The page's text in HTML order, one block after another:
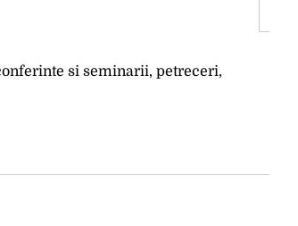
si seminarii, petreceri,